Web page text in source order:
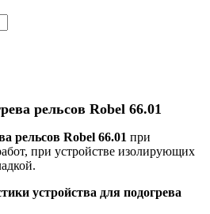
рельсов Robel 66.01
рельсов Robel 66.01 при
при устройстве изолирующих
устройства для подогрева